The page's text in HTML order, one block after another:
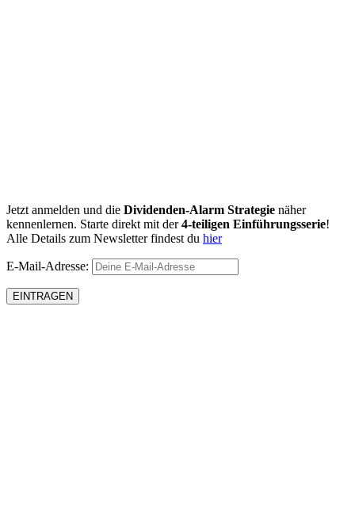
Jetzt anmelden und die Dividenden-Alarm Strategie näher
kennenlernen. Starte direkt mit der4-teiligen Einführungsserie!
Alle Details zum Newsletter findest du hier
E-Mail-Adresse: